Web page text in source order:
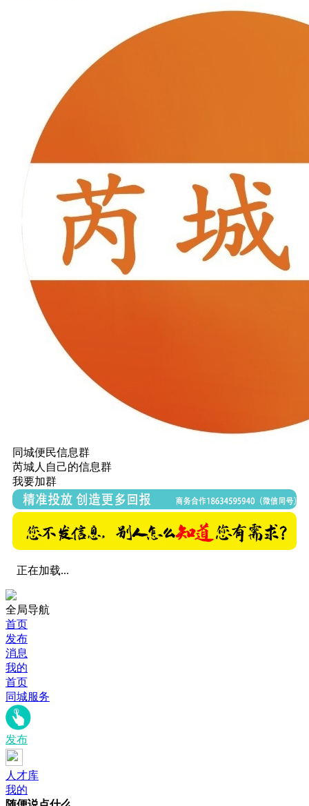
同城便民信息群
芮城人自己的信息群
我要加群
正在加载...
全局导航
首页
发布
消息
我的
首页
同城服务
发布
人才库
我的